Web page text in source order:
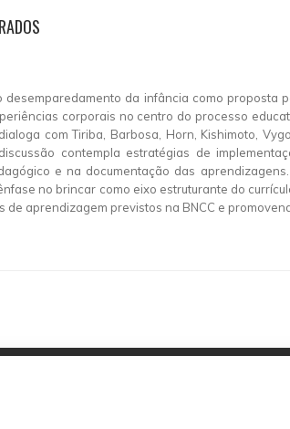
desemparedamento da infância como
corporais no centro do processo
com Tiriba, Barbosa, Horn, Kishimoto,
contempla estratégias de
e na documentação das
no brincar como eixo estruturante do
de aprendizagem previstos na BNCC e